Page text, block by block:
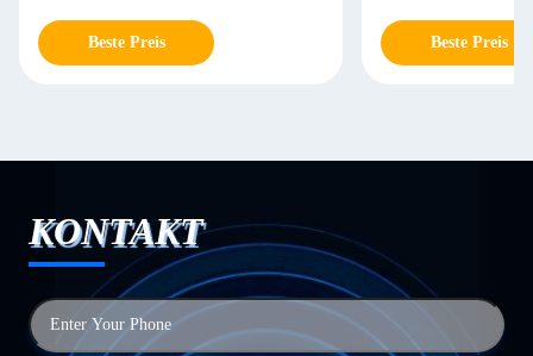
Beste Preis Beste Preis
KONTAKT